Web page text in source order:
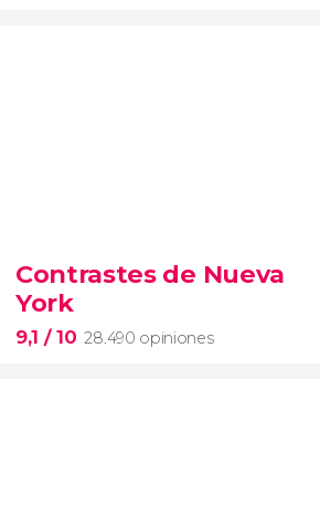
Arena de gladiadores
Coliseo Romano
Contrastes de Nueva
York
9,1 / 10 28.490 opiniones